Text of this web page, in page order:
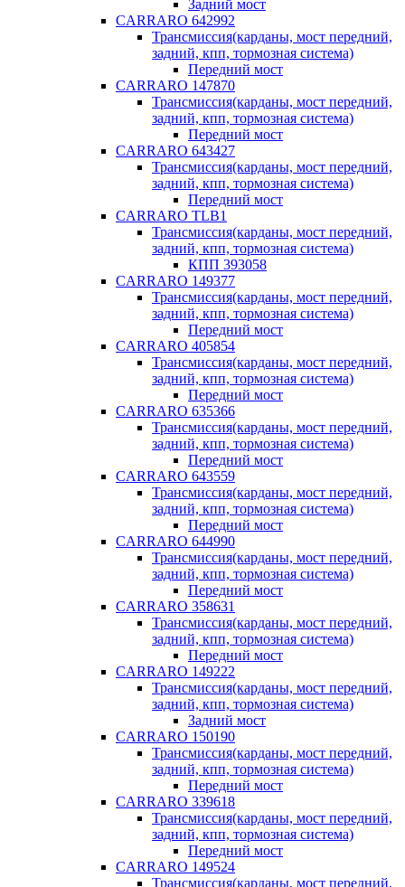
Задний мост
CARRARO 642992
Трансмиссия(карданы, мост передний,
задний, кпп, тормозная система)
Передний мост
CARRARO 147870
Трансмиссия(карданы, мост передний,
задний, кпп, тормозная система)
Передний мост
CARRARO 643427
Трансмиссия(карданы, мост передний,
задний, кпп, тормозная система)
Передний мост
CARRARO TLB1
Трансмиссия(карданы, мост передний,
задний, кпп, тормозная система)
КПП 393058
CARRARO 149377
Трансмиссия(карданы, мост передний,
задний, кпп, тормозная система)
Передний мост
CARRARO 405854
Трансмиссия(карданы, мост передний,
задний, кпп, тормозная система)
Передний мост
CARRARO 635366
Трансмиссия(карданы, мост передний,
задний, кпп, тормозная система)
Передний мост
CARRARO 643559
Трансмиссия(карданы, мост передний,
задний, кпп, тормозная система)
Передний мост
CARRARO 644990
Трансмиссия(карданы, мост передний,
задний, кпп, тормозная система)
Передний мост
CARRARO 358631
Трансмиссия(карданы, мост передний,
задний, кпп, тормозная система)
Передний мост
CARRARO 149222
Трансмиссия(карданы, мост передний,
задний, кпп, тормозная система)
Задний мост
CARRARO 150190
Трансмиссия(карданы, мост передний,
задний, кпп, тормозная система)
Передний мост
CARRARO 339618
Трансмиссия(карданы, мост передний,
задний, кпп, тормозная система)
Передний мост
CARRARO 149524
Трансмиссия(карданы, мост передний,